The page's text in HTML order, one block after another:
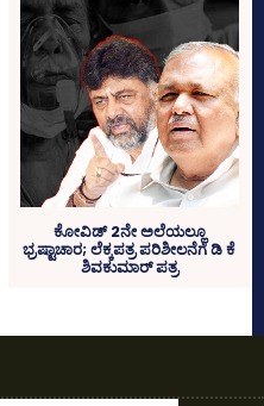
ಕೋವಿಡ್‌ 2ನೇ ಅಲೆಯಲ್ಲೂ
ಭ್ರಷ್ಟಾಚಾರ; ಲೆಕ್ಕಪತ್ರ ಪರಿಶೀಲನೆಗೆ ಡಿ ಕೆ
ಶಿವಕುಮಾರ್‌ ಪತ್ರ